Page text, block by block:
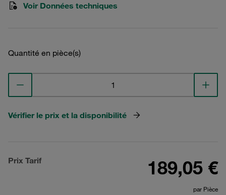
Voir Données techniques
Quantité en pièce(s)
Vérifier le prix et la disponibilité
Prix Tarif 189,05 €
par Pièce